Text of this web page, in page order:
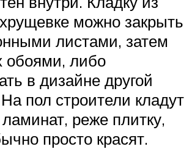
можно закрыть
листами, затем
обоями, либо
в дизайне другой
пол строители кладут
реже плитку,
просто красят.